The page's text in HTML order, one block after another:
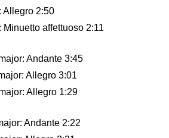
Allegro 2:50
Minuetto affettuoso 2:11
Andante 3:45
Allegro 3:01
Allegro 1:29
Andante 2:22